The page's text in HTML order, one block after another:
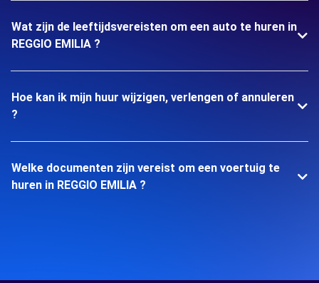
Wat zijn de leeftijdsvereisten om een auto te huren in
REGGIO EMILIA ?
Hoe kan ik mijn huur wijzigen, verlengen of annuleren
?
Welke documenten zijn vereist om een voertuig te
huren in REGGIO EMILIA ?